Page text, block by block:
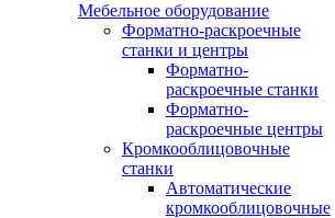
Мебельное оборудование
Форматно-раскроечные
станки и центры
Форматно-
раскроечные станки
Форматно-
раскроечные центры
Кромкооблицовочные
станки
Автоматические
кромкооблицовочные